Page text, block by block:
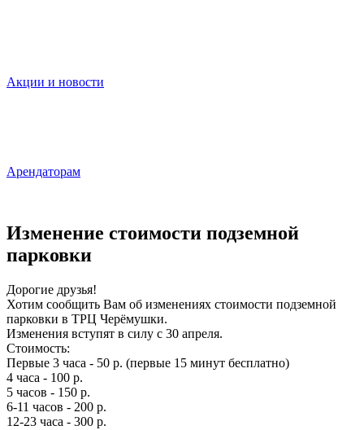
Акции и новости
Арендаторам
Изменение стоимости подземной
парковки
Дорогие друзья!
Хотим сообщить Вам об изменениях стоимости подземной
парковки в ТРЦ Черёмушки.
Изменения вступят в силу с 30 апреля.
Стоимость:
Первые 3 часа - 50 р. (первые 15 минут бесплатно)
4 часа - 100 р.
5 часов - 150 р.
6-11 часов - 200 р.
12-23 часа - 300 р.